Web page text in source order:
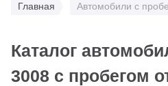
Главная Автомобили с
Каталог
3008 с пробегом